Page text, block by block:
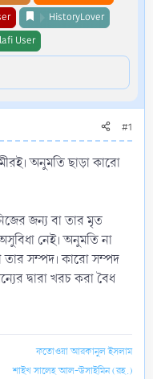
HistoryLover
User
#1
অনুমতি ছাড়া কারো
জন্য বা তার মৃত
নেই। অনুমতি না
তার সম্পদ। কারো সম্পদ
দ্বারা খরচ করা বৈধ
ফতোওয়া আরকানুল ইসলাম
শাইখ সালেহ আল-উসাইমিন (রহ.)